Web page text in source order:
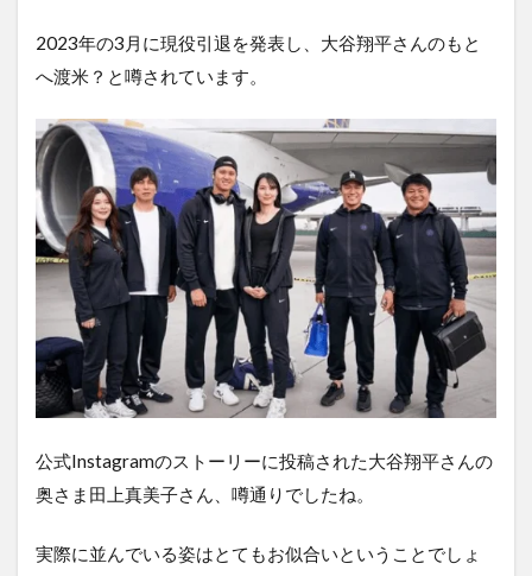
2023年の3月に現役引退を発表し、大谷翔平さんのもと
へ渡米？と噂されています。
公式Instagramのストーリーに投稿された大谷翔平さんの
奥さま田上真美子さん、噂通りでしたね。
実際に並んでいる姿はとてもお似合いということでしょ